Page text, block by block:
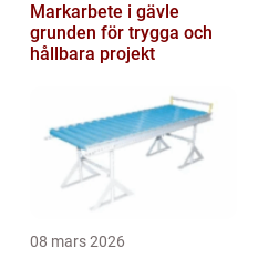
Markarbete i gävle
grunden för trygga och
hållbara projekt
08 mars 2026